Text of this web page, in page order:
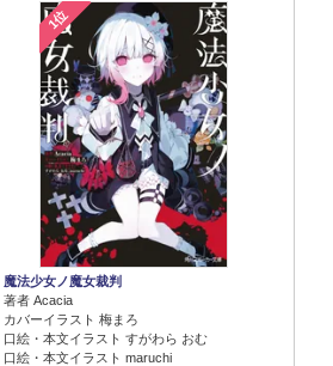
1位
魔法少女ノ魔女裁判
著者 Acacia
カバーイラスト 梅まろ
口絵・本文イラスト すがわら おむ
口絵・本文イラスト maruchi